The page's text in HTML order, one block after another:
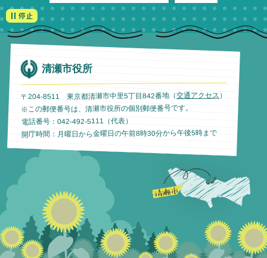
清瀬市役所
〒204-8511 東京都清瀬市中里5丁目842番地（交通アクセス ）
※この郵便番号は、清瀬市役所の個別郵便番号です。
電話番号：042-492-5111（代表）
開庁時間：月曜日から金曜日の午前8時30分から午後5時まで